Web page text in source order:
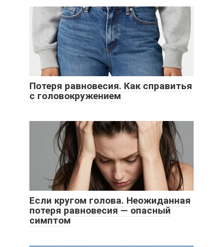
Потеря равновесия. Как справитья
с головокружением
Если кругом голова. Неожиданная
потеря равновесия — опасный
симптом